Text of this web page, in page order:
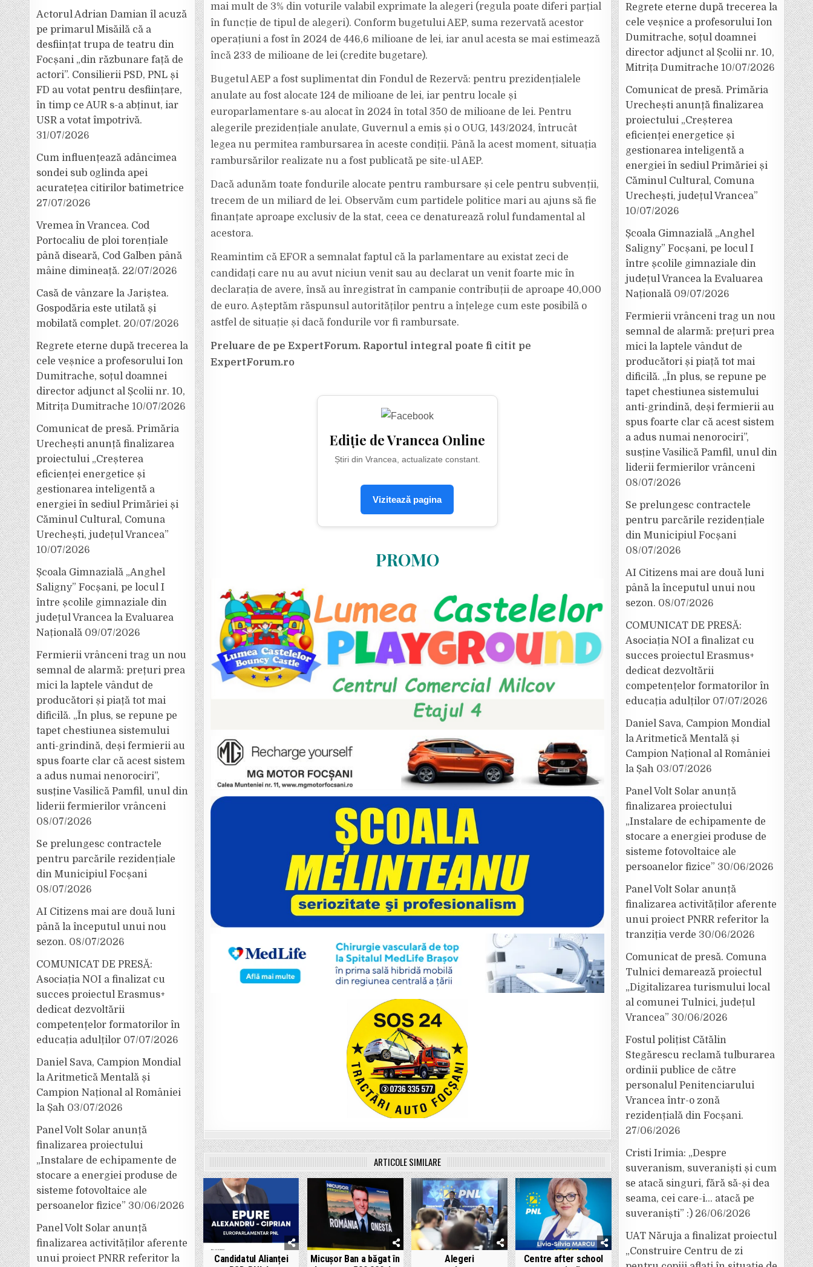
mai mult de 3% din voturile valabil exprimate la alegeri (regula poate diferi parțial
în funcție de tipul de alegeri). Conform bugetului AEP, suma rezervată acestor
operațiuni a fost în 2024 de 446,6 milioane de lei, iar anul acesta se mai estimează
încă 233 de milioane de lei (credite bugetare).
Bugetul AEP a fost suplimentat din Fondul de Rezervă: pentru prezidențialele
anulate au fost alocate 124 de milioane de lei, iar pentru locale și
europarlamentare s-au alocat în 2024 în total 350 de milioane de lei. Pentru
alegerile prezidențiale anulate, Guvernul a emis și o OUG, 143/2024, întrucât
legea nu permitea rambursarea în aceste condiții. Până la acest moment, situația
rambursărilor realizate nu a fost publicată pe site-ul AEP.
Dacă adunăm toate fondurile alocate pentru rambursare și cele pentru subvenții,
trecem de un miliard de lei. Observăm cum partidele politice mari au ajuns să fie
finanțate aproape exclusiv de la stat, ceea ce denaturează rolul fundamental al
acestora.
Reamintim că EFOR a semnalat faptul că la parlamentare au existat zeci de
candidați care nu au avut niciun venit sau au declarat un venit foarte mic în
declarația de avere, însă au înregistrat în campanie contribuții de aproape 40,000
de euro. Așteptăm răspunsul autorităților pentru a înțelege cum este posibilă o
astfel de situație și dacă fondurile vor fi rambursate.
Preluare de pe ExpertForum. Raportul integral poate fi citit pe
ExpertForum.ro
Ediție de Vrancea Online
Știri din Vrancea, actualizate constant.
Vizitează pagina
PROMO
ARTICOLE SIMILARE
Candidatul Alianței
Micușor Ban a băgat în
Alegeri
Centre after school
Actorul Adrian Damian îl acuză
pe primarul Misăilă că a
desființat trupa de teatru din
Focșani „din răzbunare față de
actori”. Consilierii PSD, PNL și
FD au votat pentru desființare,
în timp ce AUR s-a abținut, iar
USR a votat împotrivă.
31/07/2026
Cum influențează adâncimea
sondei sub oglinda apei
acuratețea citirilor batimetrice
27/07/2026
Vremea în Vrancea. Cod
Portocaliu de ploi torențiale
până diseară, Cod Galben până
mâine dimineață. 22/07/2026
Casă de vânzare la Jariștea.
Gospodăria este utilată și
mobilată complet. 20/07/2026
Regrete eterne după trecerea la
cele veșnice a profesorului Ion
Dumitrache, soțul doamnei
director adjunct al Școlii nr. 10,
Mitrița Dumitrache 10/07/2026
Comunicat de presă. Primăria
Urechești anunță finalizarea
proiectului „Creșterea
eficienței energetice și
gestionarea inteligentă a
energiei în sediul Primăriei și
Căminul Cultural, Comuna
Urechești, județul Vrancea”
10/07/2026
Școala Gimnazială „Anghel
Saligny” Focșani, pe locul I
între școlile gimnaziale din
județul Vrancea la Evaluarea
Națională 09/07/2026
Fermierii vrânceni trag un nou
semnal de alarmă: prețuri prea
mici la laptele vândut de
producători și piață tot mai
dificilă. „În plus, se repune pe
tapet chestiunea sistemului
anti-grindină, deși fermierii au
spus foarte clar că acest sistem
a adus numai nenorociri”,
susține Vasilică Pamfil, unul din
liderii fermierilor vrânceni
08/07/2026
Se prelungesc contractele
pentru parcările rezidențiale
din Municipiul Focșani
08/07/2026
AI Citizens mai are două luni
până la începutul unui nou
sezon. 08/07/2026
COMUNICAT DE PRESĂ:
Asociația NOI a finalizat cu
succes proiectul Erasmus+
dedicat dezvoltării
competențelor formatorilor în
educația adulților 07/07/2026
Daniel Sava, Campion Mondial
la Aritmetică Mentală și
Campion Național al României
la Șah 03/07/2026
Panel Volt Solar anunță
finalizarea proiectului
„Instalare de echipamente de
stocare a energiei produse de
sisteme fotovoltaice ale
persoanelor fizice” 30/06/2026
Panel Volt Solar anunță
finalizarea activităților aferente
unui proiect PNRR referitor la
Regrete eterne după trecerea la
cele veșnice a profesorului Ion
Dumitrache, soțul doamnei
director adjunct al Școlii nr. 10,
Mitrița Dumitrache 10/07/2026
Comunicat de presă. Primăria
Urechești anunță finalizarea
proiectului „Creșterea
eficienței energetice și
gestionarea inteligentă a
energiei în sediul Primăriei și
Căminul Cultural, Comuna
Urechești, județul Vrancea”
10/07/2026
Școala Gimnazială „Anghel
Saligny” Focșani, pe locul I
între școlile gimnaziale din
județul Vrancea la Evaluarea
Națională 09/07/2026
Fermierii vrânceni trag un nou
semnal de alarmă: prețuri prea
mici la laptele vândut de
producători și piață tot mai
dificilă. „În plus, se repune pe
tapet chestiunea sistemului
anti-grindină, deși fermierii au
spus foarte clar că acest sistem
a adus numai nenorociri”,
susține Vasilică Pamfil, unul din
liderii fermierilor vrânceni
08/07/2026
Se prelungesc contractele
pentru parcările rezidențiale
din Municipiul Focșani
08/07/2026
AI Citizens mai are două luni
până la începutul unui nou
sezon. 08/07/2026
COMUNICAT DE PRESĂ:
Asociația NOI a finalizat cu
succes proiectul Erasmus+
dedicat dezvoltării
competențelor formatorilor în
educația adulților 07/07/2026
Daniel Sava, Campion Mondial
la Aritmetică Mentală și
Campion Național al României
la Șah 03/07/2026
Panel Volt Solar anunță
finalizarea proiectului
„Instalare de echipamente de
stocare a energiei produse de
sisteme fotovoltaice ale
persoanelor fizice” 30/06/2026
Panel Volt Solar anunță
finalizarea activităților aferente
unui proiect PNRR referitor la
tranziția verde 30/06/2026
Comunicat de presă. Comuna
Tulnici demarează proiectul
„Digitalizarea turismului local
al comunei Tulnici, județul
Vrancea” 30/06/2026
Fostul polițist Cătălin
Stegărescu reclamă tulburarea
ordinii publice de către
personalul Penitenciarului
Vrancea într-o zonă
rezidențială din Focșani.
27/06/2026
Cristi Irimia: „Despre
suveranism, suveraniști și cum
se atacă singuri, fără să-și dea
seama, cei care-i… atacă pe
suveraniști” :) 26/06/2026
UAT Năruja a finalizat proiectul
„Construire Centru de zi